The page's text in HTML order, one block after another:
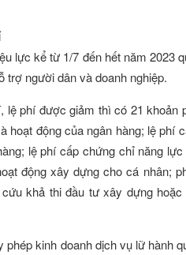
lực kể từ 1/7 đến hết năm 2023
trợ người dân và doanh nghiệp.
lệ phí được giảm thì có 21
hoạt động của ngân hàng; lệ phí
lệ phí cấp chứng chỉ năng
động xây dựng cho cá nhân;
khả thi đầu tư xây dựng
phép kinh doanh dịch vụ lữ hành